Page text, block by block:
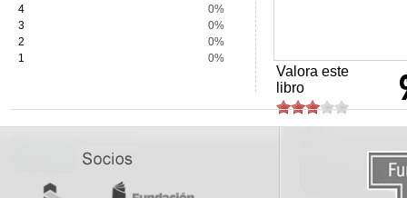
4
0%
3
0%
2
0%
1
0%
Valora este
libro